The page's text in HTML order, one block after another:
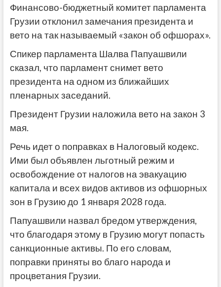
Финансово-бюджетный комитет парламента
Грузии отклонил замечания президента и
вето на так называемый «закон об офшорах».
Спикер парламента Шалва Папуашвили
сказал, что парламент снимет вето
президента на одном из ближайших
пленарных заседаний.
Президент Грузии наложила вето на закон 3
мая.
Речь идет о поправках в Налоговый кодекс.
Ими был объявлен льготный режим и
освобождение от налогов на эвакуацию
капитала и всех видов активов из офшорных
зон в Грузию до 1 января 2028 года.
Папуашвили назвал бредом утверждения,
что благодаря этому в Грузию могут попасть
санкционные активы. По его словам,
поправки приняты во благо народа и
процветания Грузии.